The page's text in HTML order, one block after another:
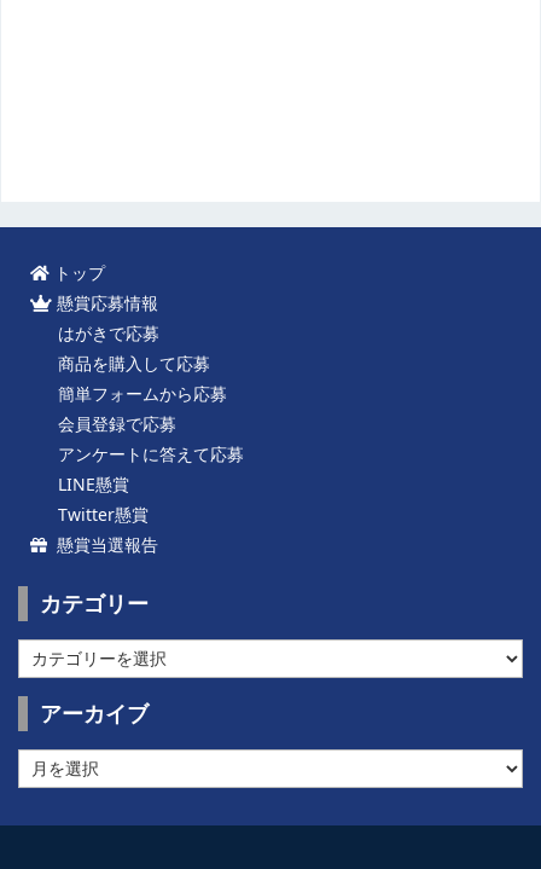
トップ
懸賞応募情報
はがきで応募
商品を購入して応募
簡単フォームから応募
会員登録で応募
アンケートに答えて応募
LINE懸賞
Twitter懸賞
懸賞当選報告
カテゴリー
カ
テ
ゴ
ー
アーカイブ
ー